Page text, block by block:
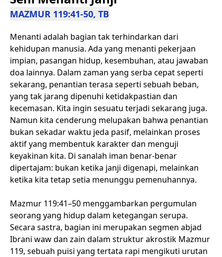
MAZMUR 119:41-50, TB
Menanti adalah bagian tak terhindarkan dari
kehidupan manusia. Ada yang menanti pekerjaan
impian, pasangan hidup, kesembuhan, atau jawaban
doa lainnya. Dalam zaman yang serba cepat seperti
sekarang, penantian terasa seperti sebuah beban,
yang tak jarang dipenuhi ketidakpastian dan
kecemasan. Kita ingin sesuatu terjadi sekarang juga.
Namun kita cenderung melupakan bahwa penantian
bukan sekadar waktu jeda pasif, melainkan proses
aktif yang membentuk karakter dan menguji
keyakinan kita. Di sanalah iman benar-benar
dipertajam: bukan ketika janji digenapi, melainkan
ketika kita tetap setia menunggu pemenuhannya.
Mazmur 119:41–50 menggambarkan pergumulan
seorang yang hidup dalam ketegangan serupa.
Secara sastra, bagian ini merupakan segmen abjad
Ibrani waw dan zain dalam struktur akrostik Mazmur
119, sebuah puisi yang tertata rapi mengikuti urutan